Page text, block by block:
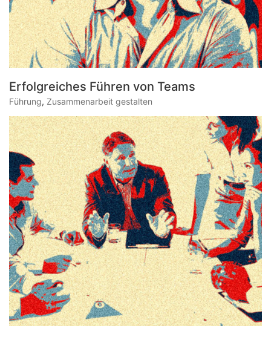
Erfolgreiches Führen von Teams
Führung, Zusammenarbeit gestalten